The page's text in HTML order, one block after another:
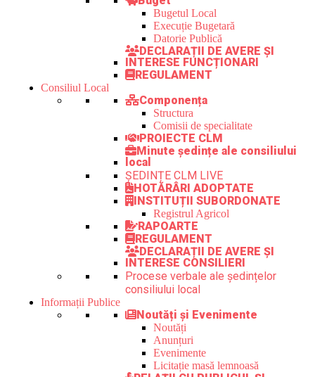
Bugetul Local
Execuție Bugetară
Datorie Publică
DECLARAȚII DE AVERE ȘI
INTERESE FUNCȚIONARI
REGULAMENT
Consiliul Local
Componența
Structura
Comisii de specialitate
PROIECTE CLM
Minute ședințe ale consiliului
local
ȘEDINȚE CLM LIVE
HOTĂRÂRI ADOPTATE
INSTITUȚII SUBORDONATE
Registrul Agricol
RAPOARTE
REGULAMENT
DECLARAȚII DE AVERE ȘI
INTERESE CONSILIERI
Procese verbale ale ședințelor
consiliului local
Informații Publice
Noutăți și Evenimente
Noutăți
Anunțuri
Evenimente
Licitație masă lemnoasă